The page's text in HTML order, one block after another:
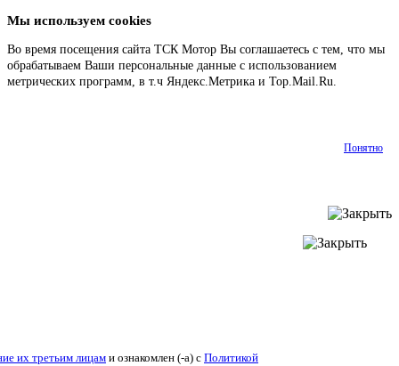
Мы используем cookies
Во время посещения сайта ТСК Мотор Вы соглашаетесь с тем, что мы
обрабатываем Ваши персональные данные с использованием
метрических программ, в т.ч Яндекс.Метрика и Top.Mail.Ru.
Понятно
их третьим лицами ознакомлен (-а) cПолитикой конфиденциальности